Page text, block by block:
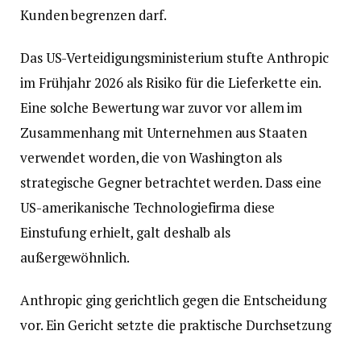
Kunden begrenzen darf.
Das US-Verteidigungsministerium stufte Anthropic
im Frühjahr 2026 als Risiko für die Lieferkette ein.
Eine solche Bewertung war zuvor vor allem im
Zusammenhang mit Unternehmen aus Staaten
verwendet worden, die von Washington als
strategische Gegner betrachtet werden. Dass eine
US-amerikanische Technologiefirma diese
Einstufung erhielt, galt deshalb als
außergewöhnlich.
Anthropic ging gerichtlich gegen die Entscheidung
vor. Ein Gericht setzte die praktische Durchsetzung